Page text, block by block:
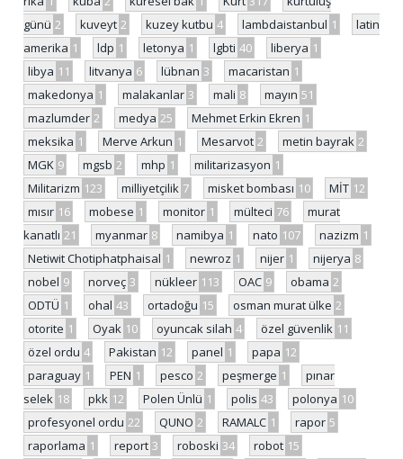
günü 2 kuveyt 2 kuzey kutbu 4 lambdaistanbul 1
latin
amerika 1 ldp 1 letonya 1 lgbti 40 liberya 1
libya 11 litvanya 6 lübnan 3 macaristan 1
makedonya 1 malakanlar 3 mali 8 mayın 51
mazlumder 2 medya 25 Mehmet Erkin Ekren 1
meksika 1 Merve Arkun 1 Mesarvot 2 metin bayrak 2
MGK 9 mgsb 2 mhp 1 militarizasyon 1
Militarizm 123 milliyetçilik 7 misket bombası 10 MİT 12
mısır 16 mobese 1 monitor 1 mülteci 76
murat
kanatlı 21 myanmar 8 namibya 1 nato 107 nazizm 1
Netiwit Chotiphatphaisal 1 newroz 1 nijer 1 nijerya 8
nobel 9 norveç 3 nükleer 113 OAC 9 obama 2
ODTÜ 1 ohal 43 ortadoğu 15 osman murat ülke 2
otorite 1 Oyak 10 oyuncak silah 4 özel güvenlik 11
özel ordu 4 Pakistan 12 panel 1 papa 12
paraguay 1 PEN 1 pesco 2 peşmerge 1
pınar
selek 18 pkk 12 Polen Ünlü 1 polis 43 polonya 10
profesyonel ordu 22 QUNO 2 RAMALC 1 rapor 5
raporlama 1 report 3 roboski 34 robot 15